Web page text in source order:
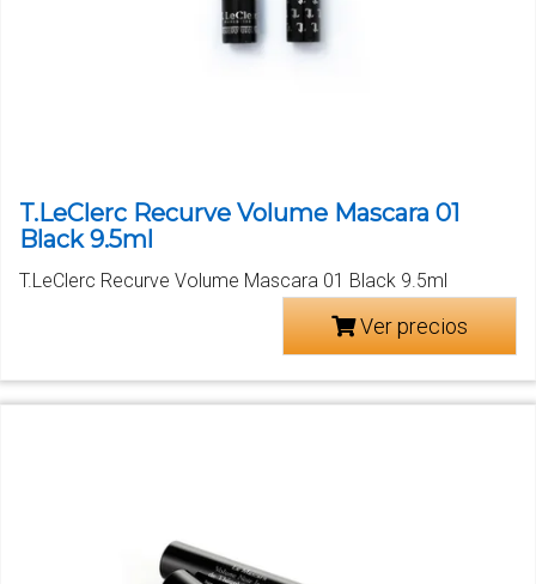
T.LeClerc Recurve Volume Mascara 01
Black 9.5ml
T.LeClerc Recurve Volume Mascara 01 Black 9.5ml
Ver precios